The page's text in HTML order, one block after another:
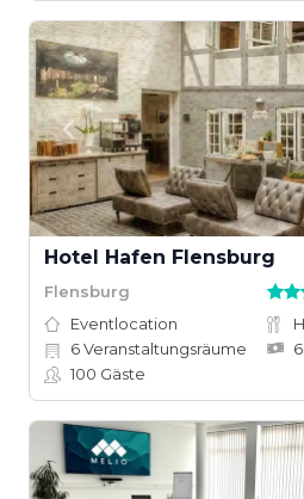
Hotel Hafen Flensburg
Flensburg
Eventlocation
6Veranstaltungsräume
100 Gäste